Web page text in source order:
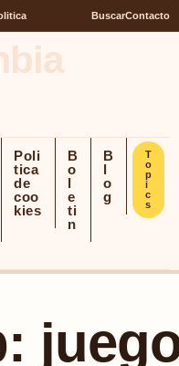
BuscarContacto
Poli
tica
de
coo
kies
B
o
l
e
ti
n
B
l
o
g
T
o
p
i
c
s